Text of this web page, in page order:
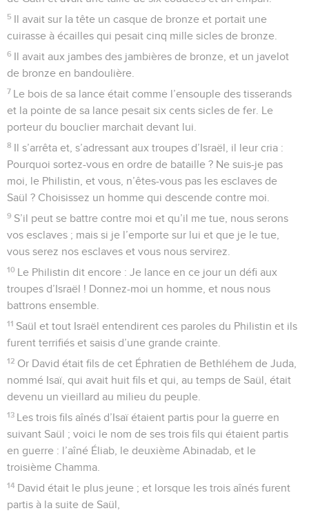
5 Il avait sur la tête un casque de bronze et portait une
cuirasse à écailles qui pesait cinq mille sicles de bronze.
6 Il avait aux jambes des jambières de bronze, et un javelot
de bronze en bandoulière.
7 Le bois de sa lance était comme l’ensouple des tisserands
et la pointe de sa lance pesait six cents sicles de fer. Le
porteur du bouclier marchait devant lui.
8 Il s’arrêta et, s’adressant aux troupes d’Israël, il leur cria :
Pourquoi sortez-vous en ordre de bataille ? Ne suis-je pas
moi, le Philistin, et vous, n’êtes-vous pas les esclaves de
Saül ? Choisissez un homme qui descende contre moi.
9 S’il peut se battre contre moi et qu’il me tue, nous serons
vos esclaves ; mais si je l’emporte sur lui et que je le tue,
vous serez nos esclaves et vous nous servirez.
10 Le Philistin dit encore : Je lance en ce jour un défi aux
troupes d’Israël ! Donnez-moi un homme, et nous nous
battrons ensemble.
11 Saül et tout Israël entendirent ces paroles du Philistin et ils
furent terrifiés et saisis d’une grande crainte.
12 Or David était fils de cet Éphratien de Bethléhem de Juda,
nommé Isaï, qui avait huit fils et qui, au temps de Saül, était
devenu un vieillard au milieu du peuple.
13 Les trois fils aînés d’Isaï étaient partis pour la guerre en
suivant Saül ; voici le nom de ses trois fils qui étaient partis
en guerre : l’aîné Éliab, le deuxième Abinadab, et le
troisième Chamma.
14 David était le plus jeune ; et lorsque les trois aînés furent
partis à la suite de Saül,